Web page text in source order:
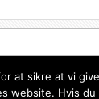
at sikre at vi
website. Hvis